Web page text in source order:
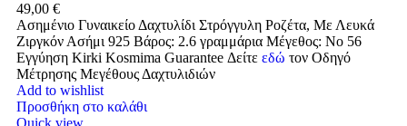
49,00 €
Ασημένιο Γυναικείο Δαχτυλίδι Στρόγγυλη Ροζέτα, Με Λευκά
Ζιργκόν Ασήμι 925 Βάρος: 2.6 γραμμάρια Μέγεθος: No 56
Εγγύηση Kirki Kosmima Guarantee Δείτε εδώ τον Οδηγό
Μέτρησης Μεγέθους Δαχτυλιδιών
Add to wishlist
Προσθήκη στο καλάθι
Quick view